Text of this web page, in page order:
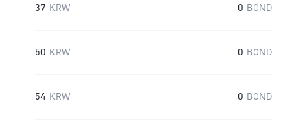
37 KRW 0 BOND
50 KRW 0 BOND
54 KRW 0 BOND